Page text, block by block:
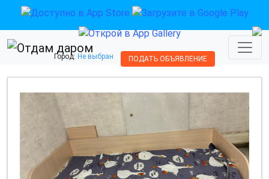
Город: Не выбран ПОДАТЬ ОБЪЯВЛЕНИЕ